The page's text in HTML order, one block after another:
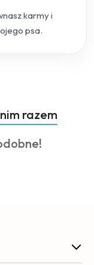
karmy i
psa.
razem